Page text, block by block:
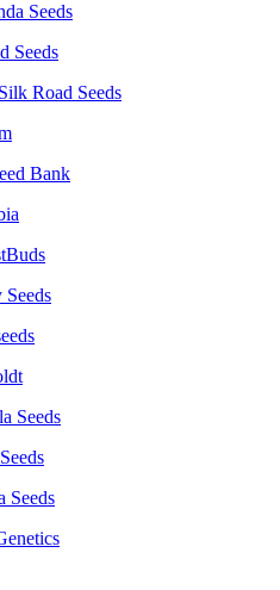
Seeds
Seeds
Road Seeds
Bank
Seeds
Seeds